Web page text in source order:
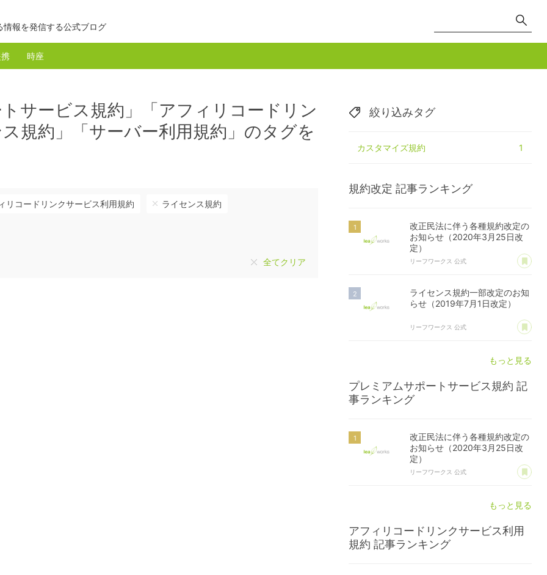
情報を発信する公式ブログ
時座
サービス規約」「アフィリコードリン
規約」「サーバー利用規約」のタグを
リコードリンクサービス利用規約 ライセンス規約
全てクリア
絞り込みタグ
カスタマイズ規約 1
規約改定 記事ランキング
改正民法に伴う各種規約改定の
お知らせ（2020年3月25日改
定）
リーフワークス 公式 あ
ライセンス規約一部改定のお知
らせ（2019年7月1日改定）
リーフワークス 公式 あ
もっと見る
プレミアムサポートサービス規約 記
事ランキング
改正民法に伴う各種規約改定の
お知らせ（2020年3月25日改
定）
リーフワークス 公式 あ
もっと見る
アフィリコードリンクサービス利用
規約 記事ランキング